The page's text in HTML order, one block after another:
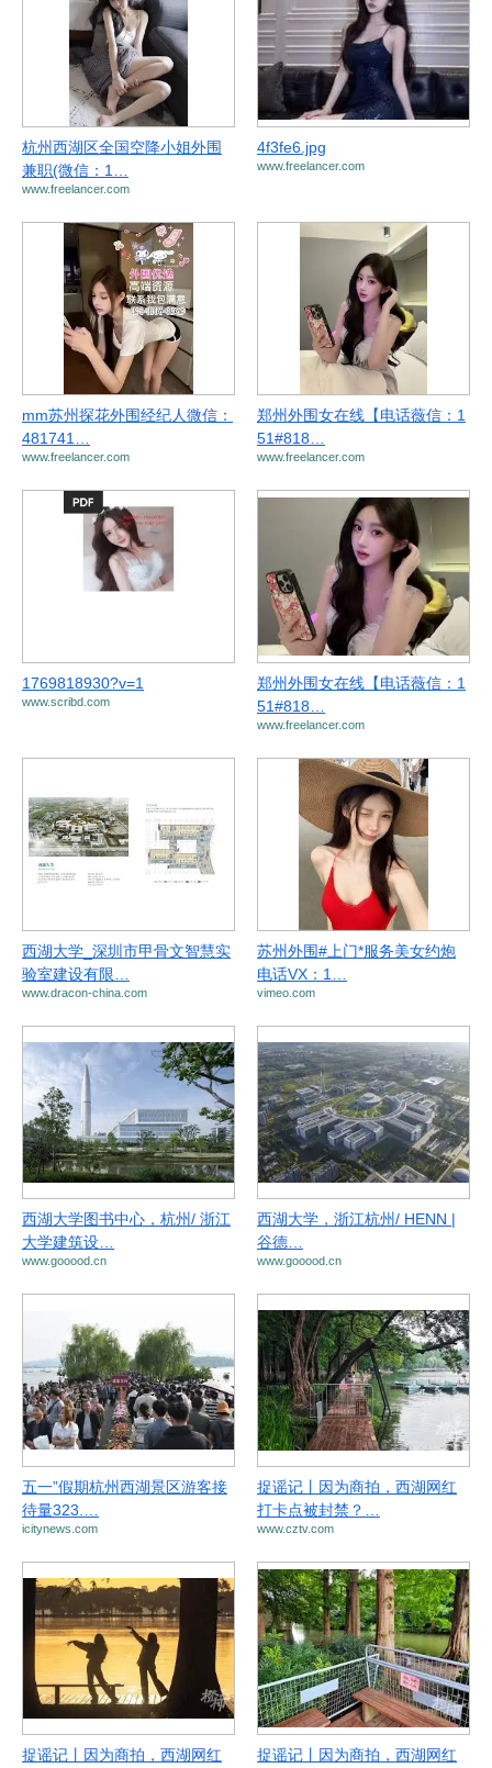
杭州西湖区全国空降小姐外围
兼职(微信：1…
www.freelancer.com
4f3fe6.jpg
www.freelancer.com
mm苏州探花外围经纪人微信：
481741…
www.freelancer.com
郑州外围女在线【电话薇信：1
51#818…
www.freelancer.com
1769818930?v=1
www.scribd.com
郑州外围女在线【电话薇信：1
51#818…
www.freelancer.com
西湖大学_深圳市甲骨文智慧实
验室建设有限…
www.dracon-china.com
苏州外围#上门*服务美女约炮
电话VX：1…
vimeo.com
西湖大学图书中心，杭州/ 浙江
大学建筑设…
www.gooood.cn
西湖大学，浙江杭州/ HENN |
谷德…
www.gooood.cn
五一”假期杭州西湖景区游客接
待量323.…
icitynews.com
捉谣记丨因为商拍，西湖网红
打卡点被封禁？…
www.cztv.com
捉谣记丨因为商拍，西湖网红
捉谣记丨因为商拍，西湖网红